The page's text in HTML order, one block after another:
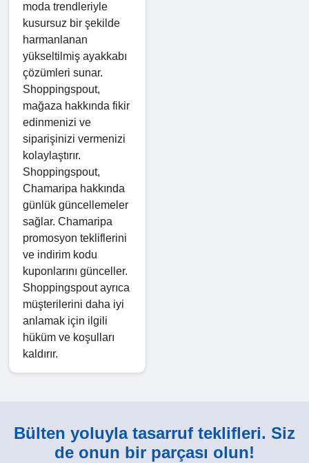
moda trendleriyle
kusursuz bir şekilde
harmanlanan
yükseltilmiş ayakkabı
çözümleri sunar.
Shoppingspout,
mağaza hakkında fikir
edinmenizi ve
siparişinizi vermenizi
kolaylaştırır.
Shoppingspout,
Chamaripa hakkında
günlük güncellemeler
sağlar. Chamaripa
promosyon tekliflerini
ve indirim kodu
kuponlarını günceller.
Shoppingspout ayrıca
müşterilerini daha iyi
anlamak için ilgili
hüküm ve koşulları
kaldırır.
Bülten yoluyla tasarruf teklifleri. Siz
de onun bir parçası olun!